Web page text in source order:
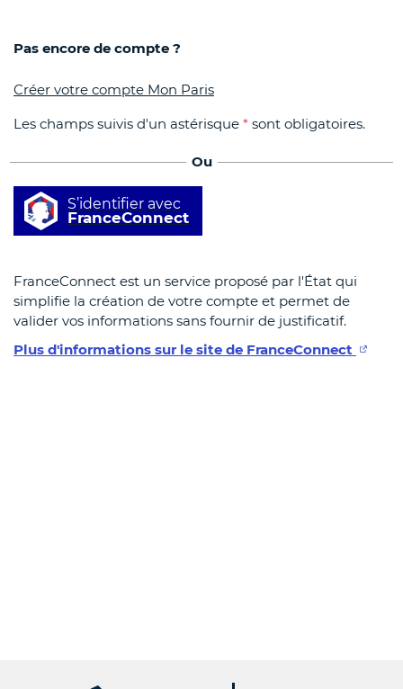
Pas encore de compte ?
Créer votre compte Mon Paris
Les champs suivis d'un astérisque * sont obligatoires.
Ou
S’identifier avec
FranceConnect
FranceConnect est un service proposé par l'État qui
simplifie la création de votre compte et permet de
valider vos informations sans fournir de justificatif.
Plus d'informations sur le site de FranceConnect